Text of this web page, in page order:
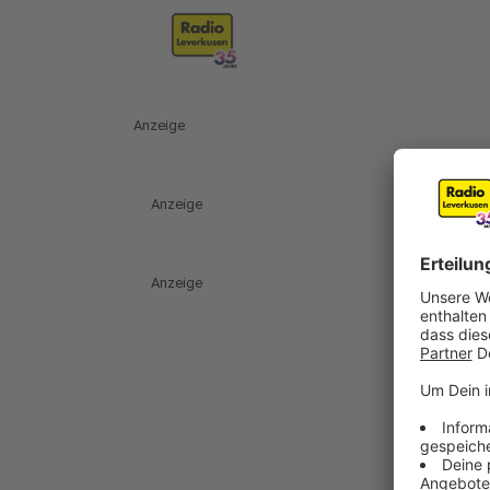
Anzeige
Anzeige
Anzeige